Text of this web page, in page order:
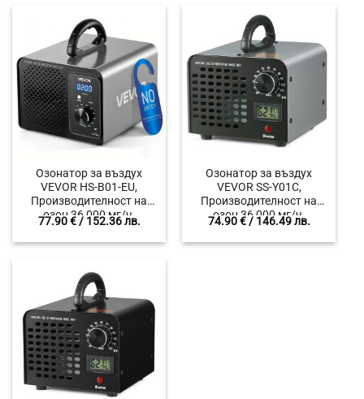
Озонатор за въздух
VEVOR HS-B01-EU,
Производителност на
озон 36 000 мг/ч,
Подходяща площ до 300
m², За жилища, офиси,
мазета, кухни, сервизни
помещения
77.90€/ 152.36 лв.
Озонатор за въздух
VEVOR SS-Y01C,
Производителност на
озон 36 000 мг/ч,
Подходяща площ до 300
m², За обработка на
74.90€/ 146.49 лв.